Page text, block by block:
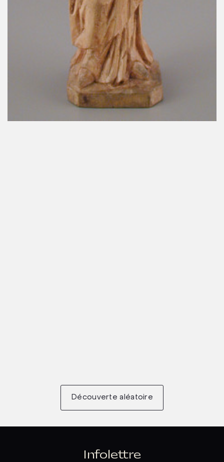
Découverte aléatoire
Infolettre